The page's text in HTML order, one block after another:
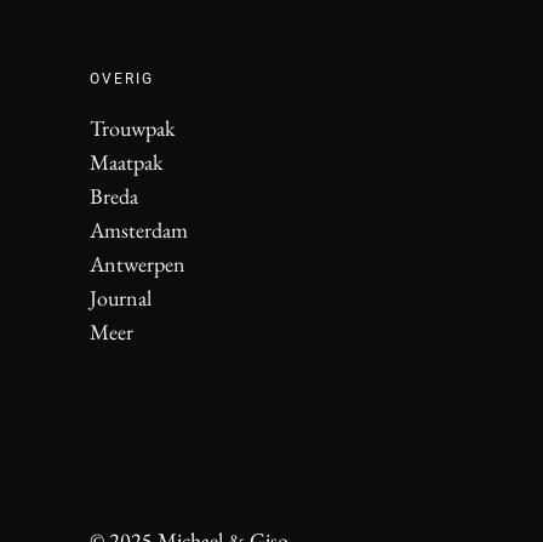
OVERIG
Trouwpak
Maatpak
Breda
Amsterdam
Antwerpen
Journal
Meer